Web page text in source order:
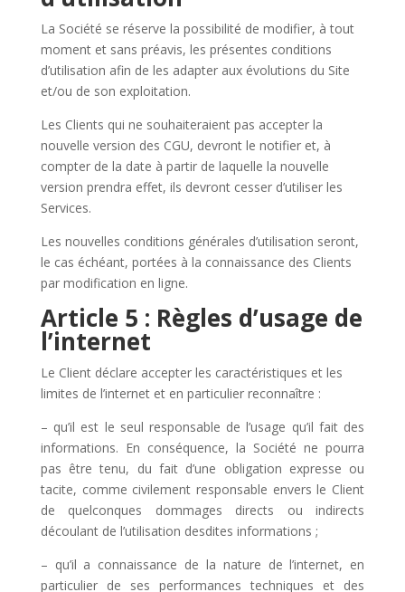
La Société se réserve la possibilité de modifier, à tout
moment et sans préavis, les présentes conditions
d’utilisation afin de les adapter aux évolutions du Site
et/ou de son exploitation.
Les Clients qui ne souhaiteraient pas accepter la
nouvelle version des CGU, devront le notifier et, à
compter de la date à partir de laquelle la nouvelle
version prendra effet, ils devront cesser d’utiliser les
Services.
Les nouvelles conditions générales d’utilisation seront,
le cas échéant, portées à la connaissance des Clients
par modification en ligne.
Article 5 : Règles d’usage de
l’internet
Le Client déclare accepter les caractéristiques et les
limites de l’internet et en particulier reconnaître :
– qu’il est le seul responsable de l’usage qu’il fait des
informations. En conséquence, la Société ne pourra
pas être tenu, du fait d’une obligation expresse ou
tacite, comme civilement responsable envers le Client
de quelconques dommages directs ou indirects
découlant de l’utilisation desdites informations ;
– qu’il a connaissance de la nature de l’internet, en
particulier de ses performances techniques et des